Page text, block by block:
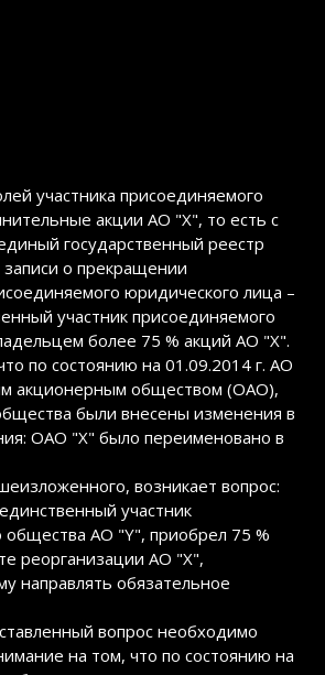
участника присоединяемого
акции АО "X", то есть с
государственный реестр
о прекращении
юридического лица –
участник присоединяемого
более 75 % акций АО "X".
по состоянию на 01.09.2014 г. АО
акционерным обществом (ОАО),
были внесены изменения в
ОАО "X" было переименовано в
возникает вопрос:
участник
общества АО "Y", приобрел 75 %
реорганизации АО "X",
направлять обязательное
вопрос необходимо
на том, что по состоянию на